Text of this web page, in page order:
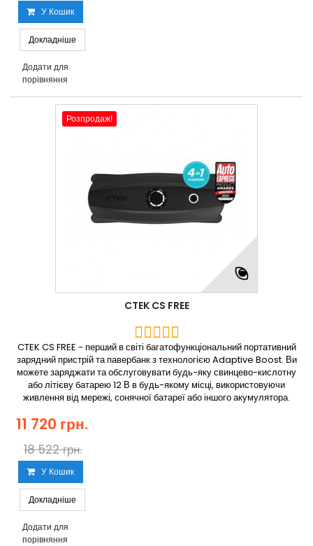
У Кошик
Докладніше
Додати для
порівняння
Розпродаж!
CTEK CS FREE
CTEK CS FREE - перший в світі багатофункціональний портативний
зарядний пристрій та павербанк з технологією Adaptive Boost. Ви
можете заряджати та обслуговувати будь-яку свинцево-кислотну
або літієву батарею 12 В в будь-якому місці, використовуючи
живлення від мережі, сонячної батареї або іншого акумулятора.
11 720 грн.
18 522 грн.
У Кошик
Докладніше
Додати для
порівняння